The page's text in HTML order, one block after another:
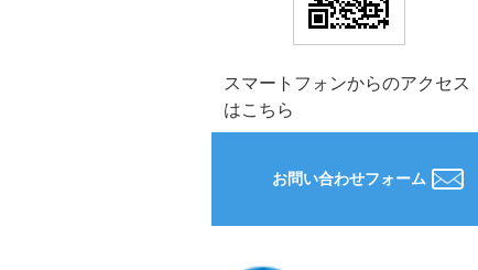
スマートフォンからのアクセス
はこちら
お問い合わせフォーム